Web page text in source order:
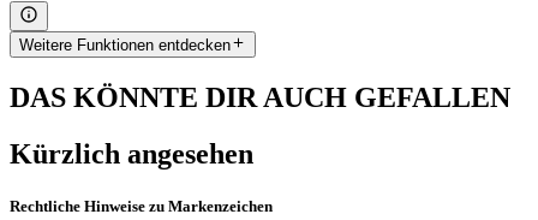
Weitere Funktionen entdecken
DAS KÖNNTE DIR AUCH GEFALLEN
Kürzlich angesehen
Rechtliche Hinweise zu Markenzeichen